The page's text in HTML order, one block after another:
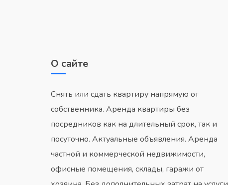
О сайте
Снять или сдать квартиру напрямую от
собственника. Аренда квартиры без
посредников как на длительный срок, так и
посуточно. Актуальные объявления. Аренда
частной и коммерческой недвижимости,
офисные помещения, склады, гаражи от